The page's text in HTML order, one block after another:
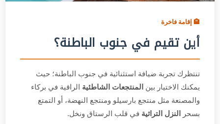
🏨 إقامة فاخرة
أين تقيم في جنوب الباطنة؟
تنتظرك تجربة ضيافة استثنائية في جنوب الباطنة؛ حيث
يمكنك الاختيار بين المنتجعات الشاطئية الراقية في بركاء
والمصنعة مثل منتجع بارسيلو ومنتجع النهضة، أو التمتع
بسحر النزل التراثية في قلب الرستاق ونخل.